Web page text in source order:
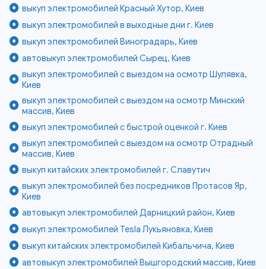
выкуп электромобилей Красный Хутор, Киев
выкуп электромобилей в выходные дни г. Киев
выкуп электромобилей Виноградарь, Киев
автовыкуп электромобилей Сырец, Киев
выкуп электромобилей с выездом на осмотр Шулявка,
Киев
выкуп электромобилей с выездом на осмотр Минский
массив, Киев
выкуп электромобилей с быстрой оценкой г. Киев
выкуп электромобилей с выездом на осмотр Отрадный
массив, Киев
выкуп китайских электромобилей г. Славутич
выкуп электромобилей без посредников Протасов Яр,
Киев
автовыкуп электромобилей Дарницкий район, Киев
выкуп электромобилей Tesla Лукьяновка, Киев
выкуп китайских электромобилей Кибальчича, Киев
автовыкуп электромобилей Вышгородский массив, Киев